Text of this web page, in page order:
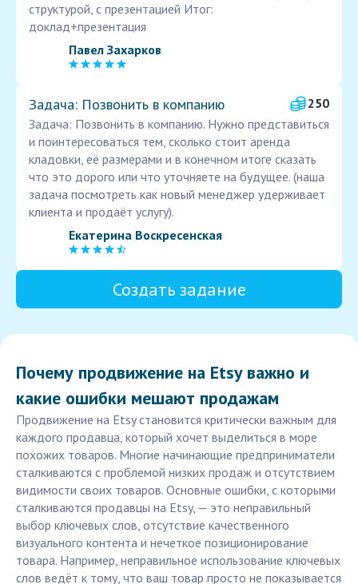
структурой, с презентацией Итог:
доклад+презентация
Павел Захарков
Задача: Позвонить в компанию
250
Задача: Позвонить в компанию. Нужно представиться
и поинтересоваться тем, сколько стоит аренда
кладовки, её размерами и в конечном итоге сказать
что это дорого или что уточняете на будущее. (наша
задача посмотреть как новый менеджер удерживает
клиента и продаёт услугу).
Екатерина Воскресенская
Создать задание
Почему продвижение на Etsy важно и
какие ошибки мешают продажам
Продвижение на Etsy становится критически важным для
каждого продавца, который хочет выделиться в море
похожих товаров. Многие начинающие предприниматели
сталкиваются с проблемой низких продаж и отсутствием
видимости своих товаров. Основные ошибки, с которыми
сталкиваются продавцы на Etsy, — это неправильный
выбор ключевых слов, отсутствие качественного
визуального контента и нечеткое позиционирование
товара. Например, неправильное использование ключевых
слов ведёт к тому, что ваш товар просто не показывается